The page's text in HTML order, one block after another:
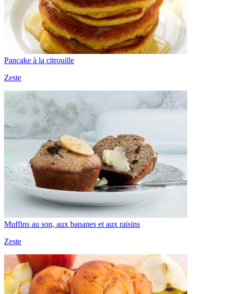
Pancake à la citrouille
Zeste
Muffins au son, aux bananes et aux raisins
Zeste